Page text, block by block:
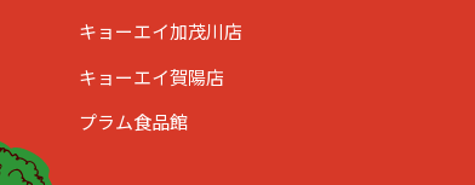
キョーエイ加茂川店
キョーエイ賀陽店
プラム食品館